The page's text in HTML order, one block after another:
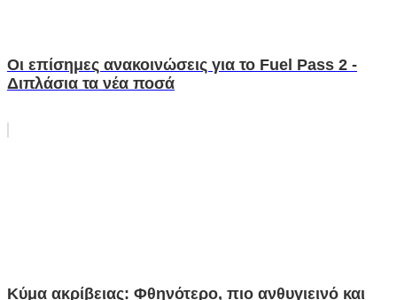
Οι επίσημες ανακοινώσεις για το Fuel Pass 2 -
Διπλάσια τα νέα ποσά
Κύμα ακρίβειας: Φθηνότερο, πιο ανθυγιεινό και